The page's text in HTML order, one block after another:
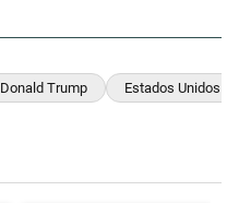
Donald Trump Estados Unidos